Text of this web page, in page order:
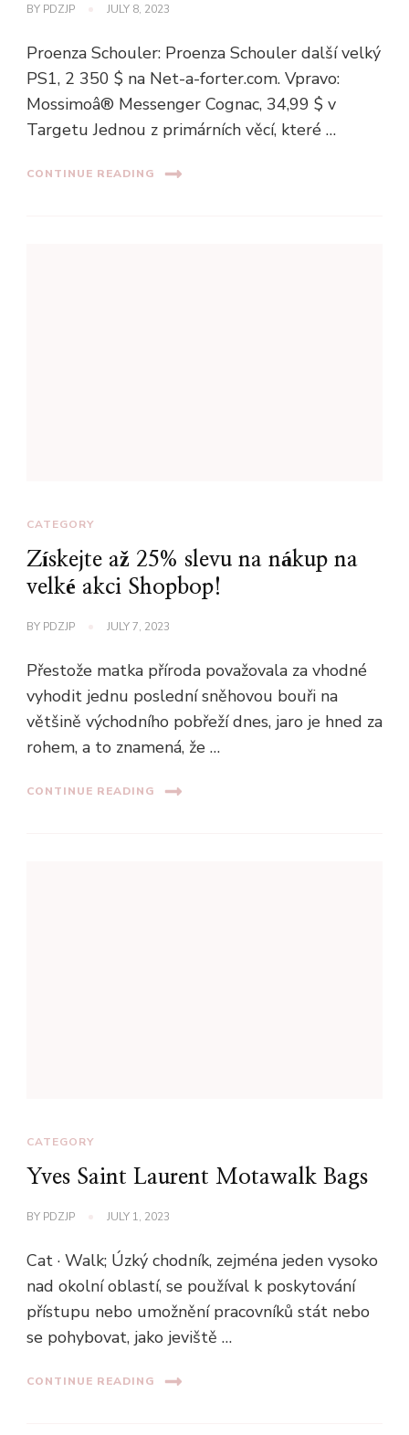
BY PDZJP JULY 8, 2023
Proenza Schouler: Proenza Schouler další velký
PS1, 2 350 $ na Net-a-forter.com. Vpravo:
Mossimoâ® Messenger Cognac, 34,99 $ v
Targetu Jednou z primárních věcí, které …
CONTINUE READING
CATEGORY
Získejte až 25% slevu na nákup na
velké akci Shopbop!
BY PDZJP JULY 7, 2023
Přestože matka příroda považovala za vhodné
vyhodit jednu poslední sněhovou bouři na
většině východního pobřeží dnes, jaro je hned za
rohem, a to znamená, že …
CONTINUE READING
CATEGORY
Yves Saint Laurent Motawalk Bags
BY PDZJP JULY 1, 2023
Cat · Walk; Úzký chodník, zejména jeden vysoko
nad okolní oblastí, se používal k poskytování
přístupu nebo umožnění pracovníků stát nebo
se pohybovat, jako jeviště …
CONTINUE READING